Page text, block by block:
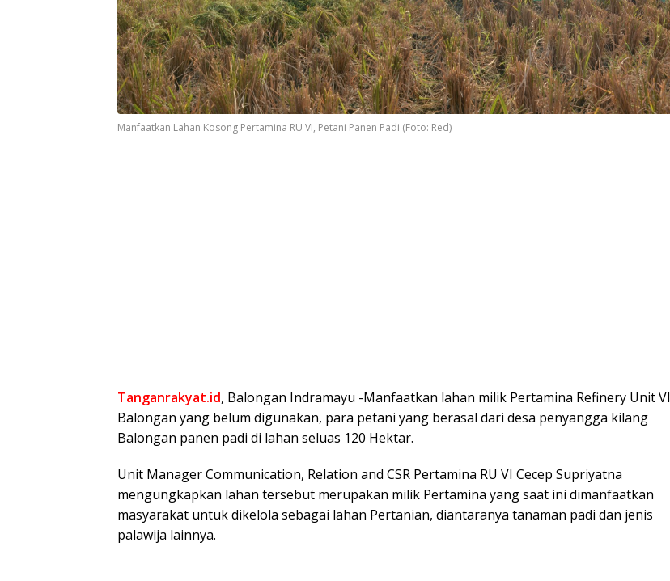
Manfaatkan Lahan Kosong Pertamina RU VI, Petani Panen Padi (Foto: Red)
Tanganrakyat.id, Balongan Indramayu -Manfaatkan lahan milik Pertamina Refinery Unit VI
Balongan yang belum digunakan, para petani yang berasal dari desa penyangga kilang
Balongan panen padi di lahan seluas 120 Hektar.
Unit Manager Communication, Relation and CSR Pertamina RU VI Cecep Supriyatna
mengungkapkan lahan tersebut merupakan milik Pertamina yang saat ini dimanfaatkan
masyarakat untuk dikelola sebagai lahan Pertanian, diantaranya tanaman padi dan jenis
palawija lainnya.